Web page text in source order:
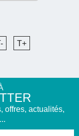
T+
offres, actualités,